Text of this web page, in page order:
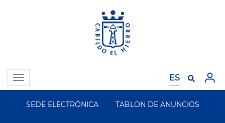
Toggle
navigation
Segundo
SEDE ELECTRÓNICA TABLON DE ANUNCIOS